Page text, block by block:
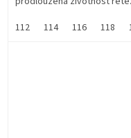
112
114 116 118